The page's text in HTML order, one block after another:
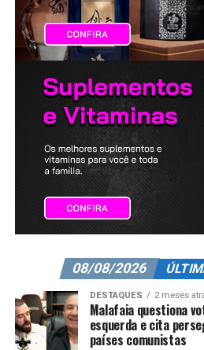
08/08/2026
DESTAQUES 2 meses
Malafaia questiona
esquerda e cita
países comunistas